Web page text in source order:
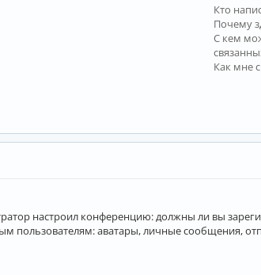
Кто
Почему
С кем
Как мне
настроил конференцию: должны ли вы
аватары, личные сообщения,